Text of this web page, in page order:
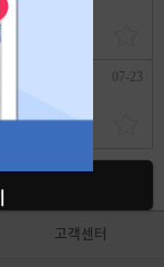
07-23
고객센터